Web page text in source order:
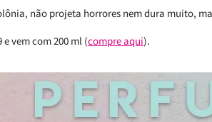
não projeta horrores nem dura muito,
e vem com 200 ml (compre aqui).